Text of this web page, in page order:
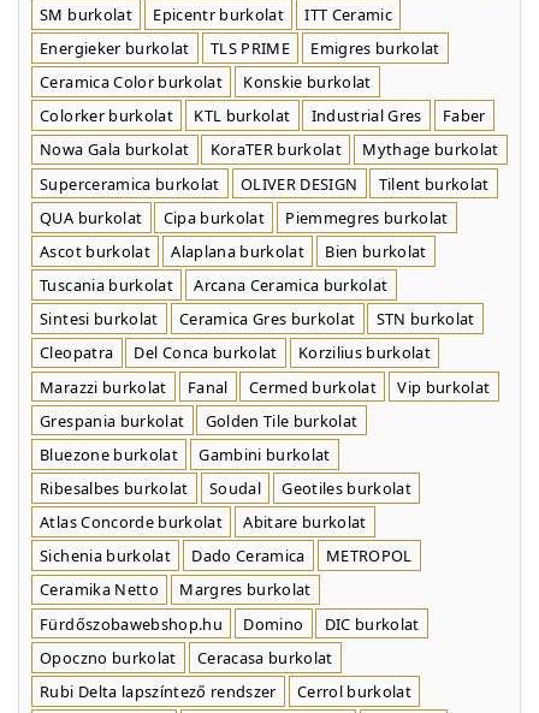
SM burkolat
Epicentr burkolat
ITT Ceramic
Energieker burkolat
TLS PRIME
Emigres burkolat
Ceramica Color burkolat
Konskie burkolat
Colorker burkolat
KTL burkolat Industrial Gres
Faber
Nowa Gala burkolat
KoraTER burkolat
Mythage burkolat
Superceramica burkolat
OLIVER DESIGN
Tilent burkolat
QUA burkolat
Cipa burkolat
Piemmegres burkolat
Ascot burkolat
Alaplana burkolat
Bien burkolat
Tuscania burkolat
Arcana Ceramica burkolat
Sintesi burkolat
Ceramica Gres burkolat
STN burkolat
Cleopatra
Del Conca burkolat
Korzilius burkolat
Marazzi burkolat
Fanal Cermed burkolat
Vip burkolat
Grespania burkolat
Golden Tile burkolat
Bluezone burkolat
Gambini burkolat
Ribesalbes burkolat
Soudal
Geotiles burkolat
Atlas Concorde burkolat
Abitare burkolat
Sichenia burkolat
Dado Ceramica
METROPOL
Ceramika Netto
Margres burkolat
Fürdőszobawebshop.hu
Domino
DIC burkolat
Opoczno burkolat
Ceracasa burkolat
Rubi Delta lapszíntező rendszer
Cerrol burkolat